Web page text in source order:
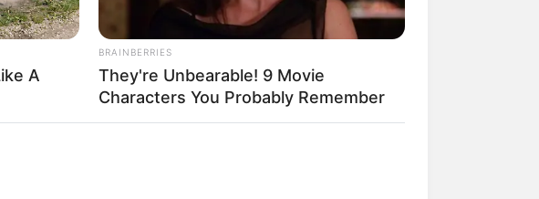
etwas darüber gebucht oder gekauft wird, ist das
A
BRAINBERRIES
They're Unbearable! 9 Movie
Characters You Probably Remember